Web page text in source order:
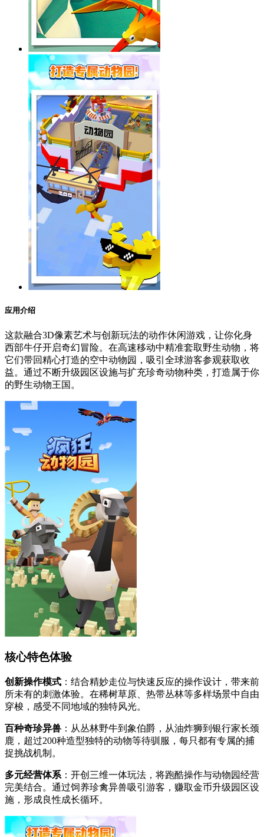
应用介绍
这款融合3D像素艺术与创新玩法的动作休闲游戏，让你化身
西部牛仔开启奇幻冒险。在高速移动中精准套取野生动物，将
它们带回精心打造的空中动物园，吸引全球游客参观获取收
益。通过不断升级园区设施与扩充珍奇动物种类，打造属于你
的野生动物王国。
核心特色体验
创新操作模式 ：结合精妙走位与快速反应的操作设计，带来前
所未有的刺激体验。在稀树草原、热带丛林等多样场景中自由
穿梭，感受不同地域的独特风光。
百种奇珍异兽 ：从丛林野牛到象伯爵，从油炸狮到银行家长颈
鹿，超过200种造型独特的动物等待驯服，每只都有专属的捕
捉挑战机制。
多元经营体系 ：开创三维一体玩法，将跑酷操作与动物园经营
完美结合。通过饲养珍禽异兽吸引游客，赚取金币升级园区设
施，形成良性成长循环。